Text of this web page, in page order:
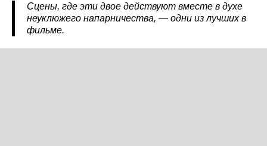
Сцены, где эти двое действуют вместе в духе
неуклюжего напарничества, — одни из лучших в
фильме.